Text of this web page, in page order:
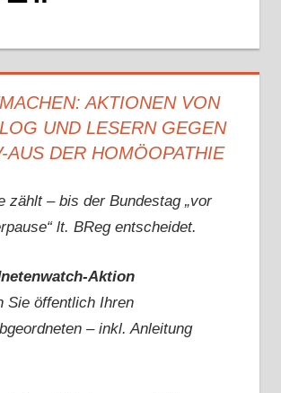
AKTIONEN VON
UND LESERN GEGEN
AUS DER HOMÖOPATHIE
zählt – bis der Bundestag „vor
lt. BReg entscheidet.
Aktion
Sie öffentlich Ihren
– inkl. Anleitung